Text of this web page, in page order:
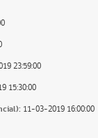
23:59:00
15:30:00
11-03-2019 16:00:00